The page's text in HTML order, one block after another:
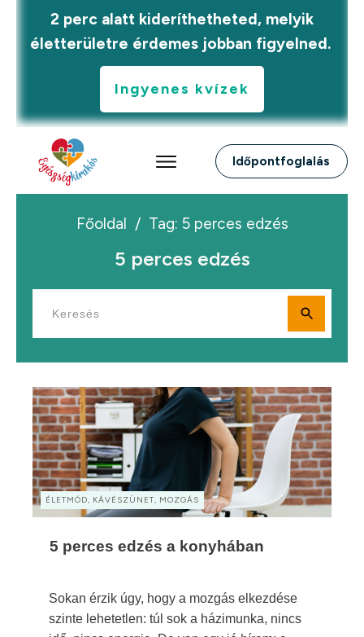
2 perc alatt kideríthetheted, melyik
életterületre érdemes jobban figyelned.
Ingyenes kvízek
Időpontfoglalás
Főoldal / Tag: 5 perces edzés
5 perces edzés
ÉLETMÓD, KÁVÉSZÜNET, MOZGÁS
5 perces edzés a konyhában
Sokan érzik úgy, hogy a mozgás elkezdése
szinte lehetetlen: túl sok a házimunka, nincs